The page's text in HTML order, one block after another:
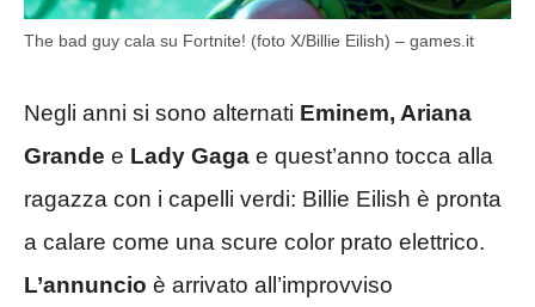
The bad guy cala su Fortnite! (foto X/Billie Eilish) – games.it
Negli anni si sono alternati Eminem, Ariana
Grande e Lady Gaga e quest’anno tocca alla
ragazza con i capelli verdi: Billie Eilish è pronta
a calare come una scure color prato elettrico.
L’annuncio è arrivato all’improvviso